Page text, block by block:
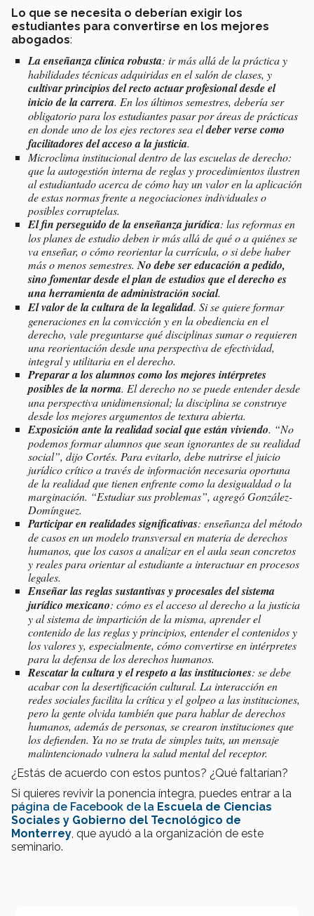
Lo que se necesita o deberían exigir los
estudiantes para convertirse en los mejores
abogados:
La enseñanza clínica robusta: ir más allá de la práctica y
habilidades técnicas adquiridas en el salón de clases, y
cultivar principios del recto actuar profesional desde el
inicio de la carrera. En los últimos semestres, debería ser
obligatorio para los estudiantes pasar por áreas de prácticas
en donde uno de los ejes rectores sea eldeber verse como
facilitadores del acceso a la justicia.
Microclima institucional dentro de las escuelas de derecho:
que la autogestión interna de reglas y procedimientos ilustren
al estudiantado acerca de cómo hay un valor en la aplicación
de estas normas frente a negociaciones individuales o
posibles corruptelas.
El fin perseguido de la enseñanza jurídica: las reformas en
los planes de estudio deben ir más allá de qué o a quiénes se
va enseñar, o cómo reorientar la currícula, o si debe haber
más o menos semestres. No debe ser educación a pedido,
sino fomentar desde el plan de estudios que el derecho es
una herramienta de administración social.
El valor de la cultura de la legalidad. Si se quiere formar
generaciones en la convicción y en la obediencia en el
derecho, vale preguntarse qué disciplinas sumar o requieren
una reorientación desde una perspectiva de efectividad,
integral y utilitaria en el derecho.
Preparar a los alumnos como los mejores intérpretes
posibles de la norma. El derecho no se puede entender desde
una perspectiva unidimensional; la disciplina se construye
desde los mejores argumentos de textura abierta.
Exposición ante la realidad social que están viviendo. “No
podemos formar alumnos que sean ignorantes de su realidad
social”, dijo Cortés. Para evitarlo, debe nutrirse el juicio
jurídico crítico a través de información necesaria oportuna
de la realidad que tienen enfrente como la desigualdad o la
marginación. “Estudiar sus problemas”, agregó González-
Domínguez.
Participar en realidades significativas: enseñanza del método
de casos en un modelo transversal en materia de derechos
humanos, que los casos a analizar en el aula sean concretos
y reales para orientar al estudiante a interactuar en procesos
legales.
Enseñar las reglas sustantivas y procesales del sistema
jurídico mexicano: cómo es el acceso al derecho a la justicia
y al sistema de impartición de la misma, aprender el
contenido de las reglas y principios, entender el contenidos y
los valores y, especialmente, cómo convertirse en intérpretes
para la defensa de los derechos humanos.
Rescatar la cultura y el respeto a las instituciones: se debe
acabar con la desertificación cultural. La interacción en
redes sociales facilita la crítica y el golpeo a las instituciones,
pero la gente olvida también que para hablar de derechos
humanos, además de personas, se crearon instituciones que
los defienden. Ya no se trata de simples tuits, un mensaje
malintencionado vulnera la salud mental del receptor.
¿Estás de acuerdo con estos puntos? ¿Qué faltarían?
Si quieres revivir la ponencia íntegra, puedes entrar a la
página de Facebook de la Escuela de Ciencias
Sociales y Gobierno del Tecnológico de
Monterrey , que ayudó a la organización de este
seminario.